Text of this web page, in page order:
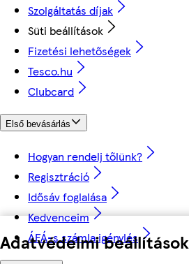
Adatvédelmi beállítások
Szolgáltatás díjak
Süti beállítások
Fizetési lehetőségek
Tesco.hu
Clubcard
Első bevásárlás
Hogyan rendelj tőlünk?
Regisztráció
Idősáv foglalása
Kedvenceim
ÁFÁ-s számla igénylés